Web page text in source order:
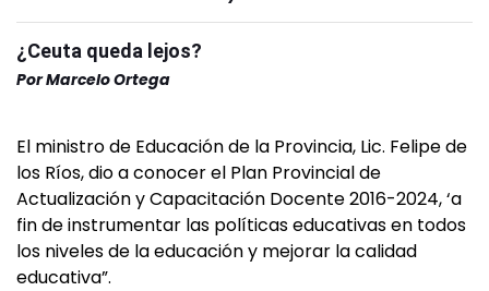
¿Ceuta queda lejos?
PorMarcelo Ortega
El ministro de Educación de la Provincia, Lic. Felipe de
los Ríos, dio a conocer el Plan Provincial de
Actualización y Capacitación Docente 2016-2024, ‘a
fin de instrumentar las políticas educativas en todos
los niveles de la educación y mejorar la calidad
educativa”.